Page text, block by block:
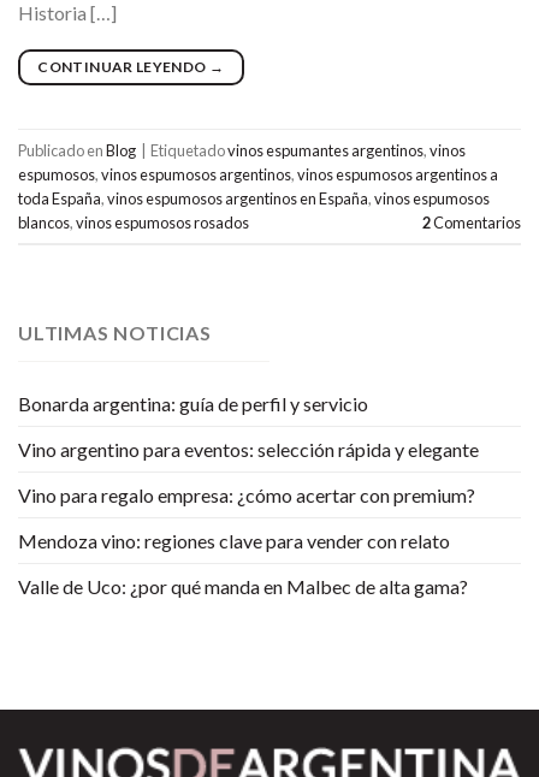
Historia […]
CONTINUAR LEYENDO →
Publicado enBlog Etiquetadovinos espumantes argentinos,vinos
espumosos,vinos espumosos argentinos,vinos espumosos argentinos a
toda España,vinos espumosos argentinos en España,vinos espumosos
blancos,vinos espumosos rosados 2Comentarios
ULTIMAS NOTICIAS
Bonarda argentina: guía de perfil y servicio
Vino argentino para eventos: selección rápida y elegante
Vino para regalo empresa: ¿cómo acertar con premium?
Mendoza vino: regiones clave para vender con relato
Valle de Uco: ¿por qué manda en Malbec de alta gama?